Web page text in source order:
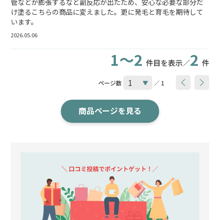
管などが膨張するなど副反応が出たため、安心な必要な部分だ
け塗るこちらの商品に変えました。更に発毛と育毛を期待して
います。
2026.05.06
1～2 件目を表示／2 件
ページ数 ／ 1
商品ページを見る